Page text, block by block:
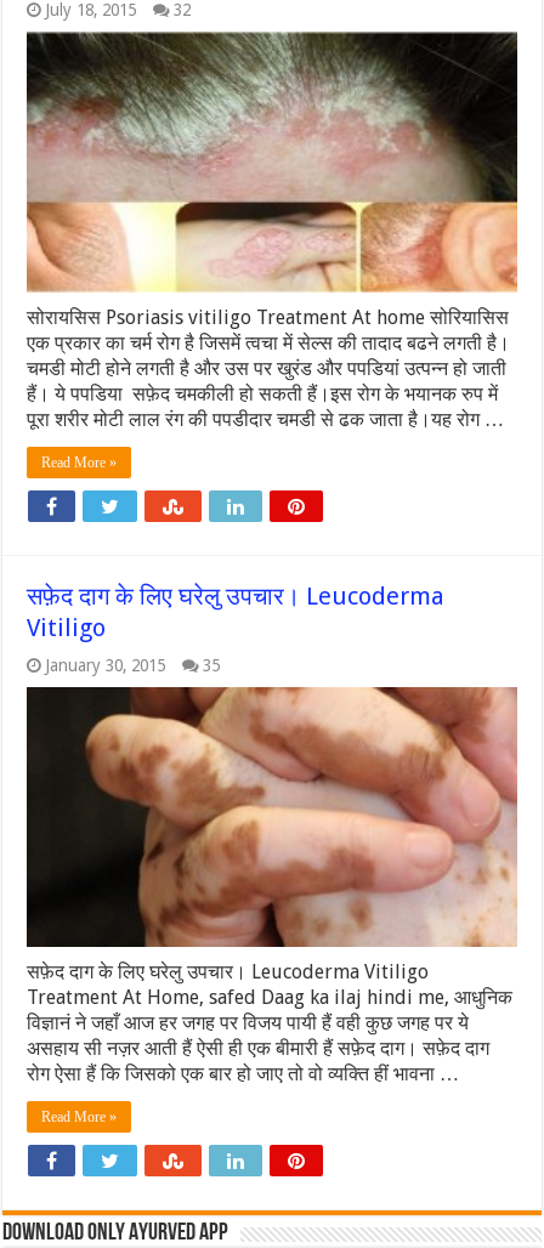
July 18, 2015 32
सोरायसिस Psoriasis vitiligo Treatment At home सोरियासिस
एक प्रकार का चर्म रोग है जिसमें त्वचा में सेल्स की तादाद बढने लगती है।
चमडी मोटी होने लगती है और उस पर खुरंड और पपडियां उत्पन्न हो जाती
हैं। ये पपडिया सफ़ेद चमकीली हो सकती हैं।इस रोग के भयानक रुप में
पूरा शरीर मोटी लाल रंग की पपडीदार चमडी से ढक जाता है।यह रोग …
Read More »
सफ़ेद दाग के लिए घरेलु उपचार। Leucoderma
Vitiligo
January 30, 2015 35
सफ़ेद दाग के लिए घरेलु उपचार। Leucoderma Vitiligo
Treatment At Home, safed Daag ka ilaj hindi me, आधुनिक
विज्ञानं ने जहाँ आज हर जगह पर विजय पायी हैं वही कुछ जगह पर ये
असहाय सी नज़र आती हैं ऐसी ही एक बीमारी हैं सफ़ेद दाग। सफ़ेद दाग
रोग ऐसा हैं कि जिसको एक बार हो जाए तो वो व्यक्ति हीं भावना …
Read More »
Download Only Ayurved App